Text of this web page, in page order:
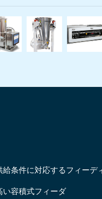
シングルスクリューフ
少量供給に
給条件に対応するフィーデ
い容積式フィーダ